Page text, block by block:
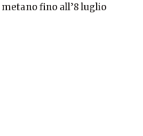
fino all’8 luglio